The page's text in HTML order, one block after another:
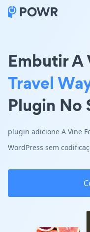
Embutir A
Travel
Plugin No
plugin adicione A Vine
WordPress sem